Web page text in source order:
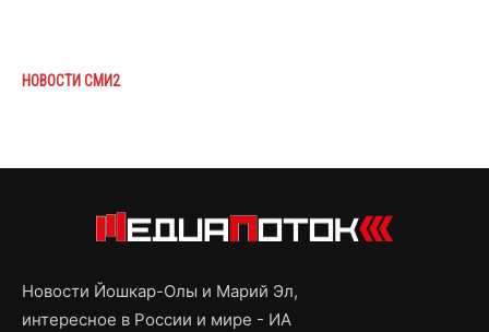
НОВОСТИ СМИ2
Новости Йошкар-Олы и Марий Эл,
интересное в России и мире - ИА